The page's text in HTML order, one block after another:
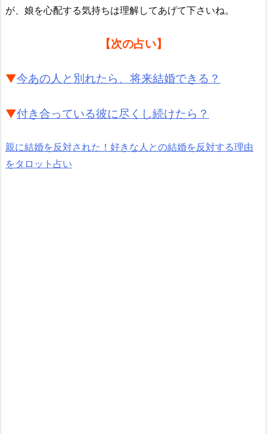
が、娘を心配する気持ちは理解してあげて下さいね。
【次の占い】
▼今あの人と別れたら、将来結婚できる？
▼付き合っている彼に尽くし続けたら？
親に結婚を反対された！好きな人との結婚を反対する理由
をタロット占い